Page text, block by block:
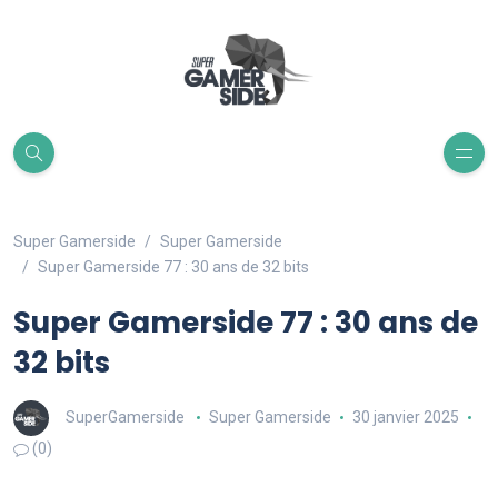
Super Gamerside
Super Gamerside
Super Gamerside 77 : 30 ans de 32 bits
Super Gamerside 77 : 30 ans de
32 bits
SuperGamerside Super Gamerside
30 janvier 2025
(0)